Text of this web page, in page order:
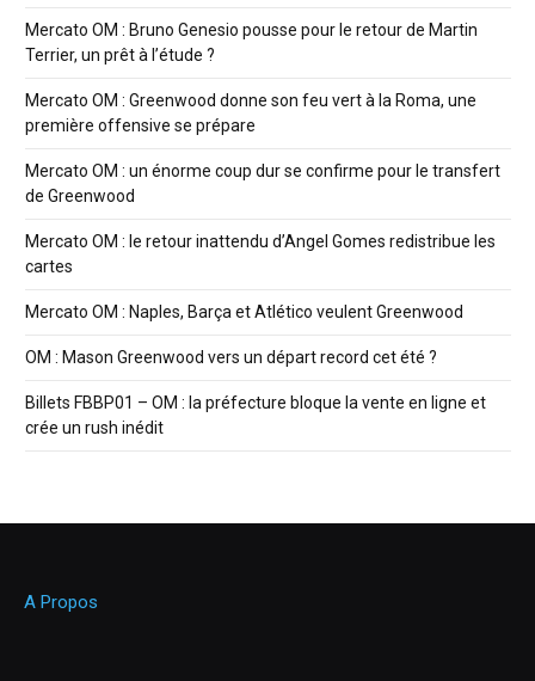
Mercato OM : Bruno Genesio pousse pour le retour de Martin
Terrier, un prêt à l’étude ?
Mercato OM : Greenwood donne son feu vert à la Roma, une
première offensive se prépare
Mercato OM : un énorme coup dur se confirme pour le transfert
de Greenwood
Mercato OM : le retour inattendu d’Angel Gomes redistribue les
cartes
Mercato OM : Naples, Barça et Atlético veulent Greenwood
OM : Mason Greenwood vers un départ record cet été ?
Billets FBBP01 – OM : la préfecture bloque la vente en ligne et
crée un rush inédit
A Propos